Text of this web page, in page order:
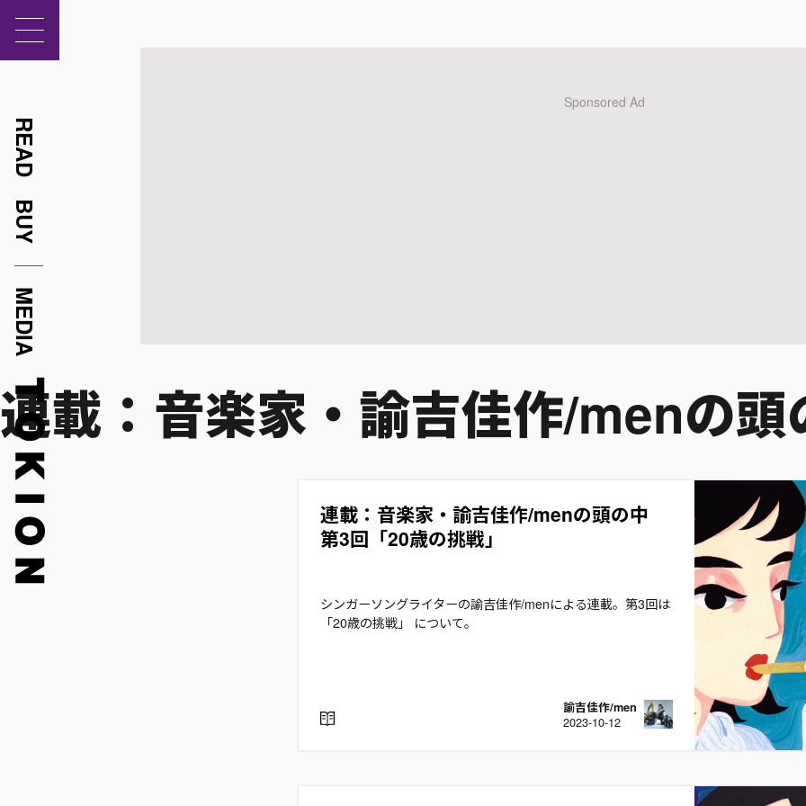
READ
BUY
MEDIA
連載：音楽家・諭吉佳作/menの頭
連載：音楽家・諭吉佳作/menの頭の中
第3回「20歳の挑戦」
シンガーソングライターの諭吉佳作/menによる連載。第3回は
「20歳の挑戦」 について。
諭吉佳作/men
2023-10-12
R
E